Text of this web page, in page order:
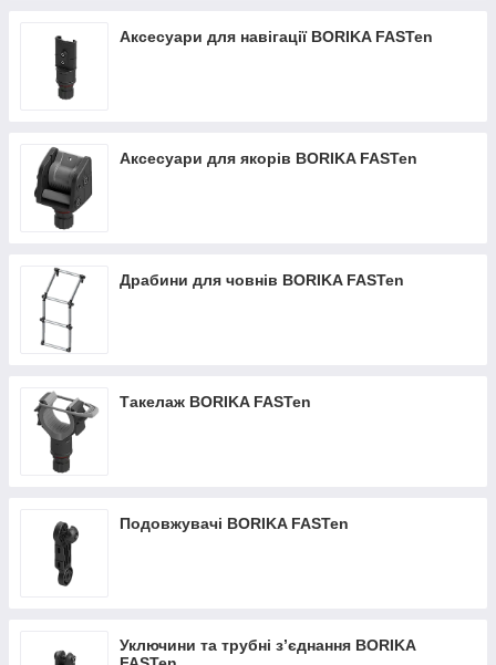
Аксесуари для навігації BORIKA FASTen
Аксесуари для якорів BORIKA FASTen
Драбини для човнів BORIKA FASTen
Такелаж BORIKA FASTen
Подовжувачі BORIKA FASTen
Уключини та трубні з’єднання BORIKA